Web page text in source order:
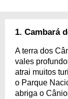
1. Cambará
A terra dos
vales
atrai muitos
o Parque
abriga o